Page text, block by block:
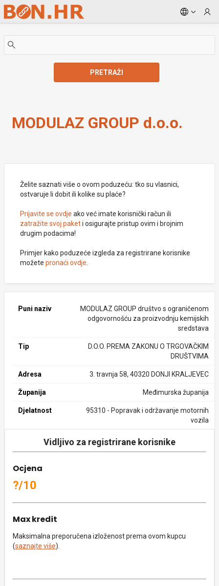
Skip to Main Content
PRETRAŽI
MODULAZ GROUP d.o.o.
Želite saznati više o ovom poduzeću: tko su vlasnici,
ostvaruje li dobit ili kolike su plaće?
Prijavite se ovdje ako već imate korisnički račun ili
zatražite svoj paketi osigurajte pristup ovim i brojnim
drugim podacima!
Primjer kako poduzeće izgleda za registrirane korisnike
možete pronaći ovdje
Puni naziv
MODULAZ GROUP društvo s ograničenom
odgovornošću za proizvodnju kemijskih
sredstava
Tip
D.O.O. PREMA ZAKONU O TRGOVAČKIM
DRUŠTVIMA
Adresa 3. travnja 58, 40320 DONJI KRALJEVEC
Županija Međimurska županija
Djelatnost
95310 - Popravak i održavanje motornih
vozila
Vidljivo za registrirane korisnike
Ocjena
?/10
Max kredit
Maksimalna preporučena izloženost prema ovom kupcu
(saznajte više).